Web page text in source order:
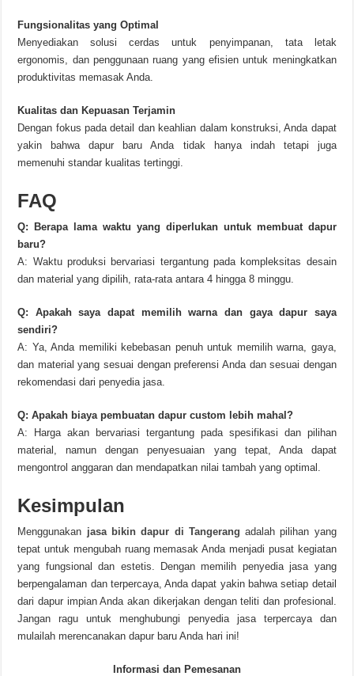
Fungsionalitas yang Optimal
Menyediakan solusi cerdas untuk penyimpanan, tata letak
ergonomis, dan penggunaan ruang yang efisien untuk meningkatkan
produktivitas memasak Anda.
Kualitas dan Kepuasan Terjamin
Dengan fokus pada detail dan keahlian dalam konstruksi, Anda dapat
yakin bahwa dapur baru Anda tidak hanya indah tetapi juga
memenuhi standar kualitas tertinggi.
FAQ
Q: Berapa lama waktu yang diperlukan untuk membuat dapur
baru?
A: Waktu produksi bervariasi tergantung pada kompleksitas desain
dan material yang dipilih, rata-rata antara 4 hingga 8 minggu.
Q: Apakah saya dapat memilih warna dan gaya dapur saya
sendiri?
A: Ya, Anda memiliki kebebasan penuh untuk memilih warna, gaya,
dan material yang sesuai dengan preferensi Anda dan sesuai dengan
rekomendasi dari penyedia jasa.
Q: Apakah biaya pembuatan dapur custom lebih mahal?
A: Harga akan bervariasi tergantung pada spesifikasi dan pilihan
material, namun dengan penyesuaian yang tepat, Anda dapat
mengontrol anggaran dan mendapatkan nilai tambah yang optimal.
Kesimpulan
Menggunakan jasa bikin dapur di Tangerang adalah pilihan yang
tepat untuk mengubah ruang memasak Anda menjadi pusat kegiatan
yang fungsional dan estetis. Dengan memilih penyedia jasa yang
berpengalaman dan terpercaya, Anda dapat yakin bahwa setiap detail
dari dapur impian Anda akan dikerjakan dengan teliti dan profesional.
Jangan ragu untuk menghubungi penyedia jasa terpercaya dan
mulailah merencanakan dapur baru Anda hari ini!
Informasi dan Pemesanan